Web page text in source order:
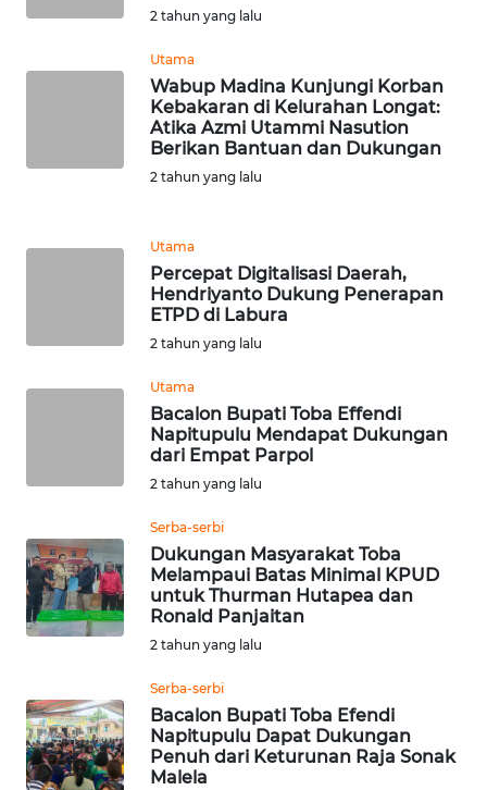
2 tahun yang lalu
Utama
Wabup Madina Kunjungi Korban
Kebakaran di Kelurahan Longat:
Atika Azmi Utammi Nasution
Berikan Bantuan dan Dukungan
2 tahun yang lalu
Utama
Percepat Digitalisasi Daerah,
Hendriyanto Dukung Penerapan
ETPD di Labura
2 tahun yang lalu
Utama
Bacalon Bupati Toba Effendi
Napitupulu Mendapat Dukungan
dari Empat Parpol
2 tahun yang lalu
Serba-serbi
Dukungan Masyarakat Toba
Melampaui Batas Minimal KPUD
untuk Thurman Hutapea dan
Ronald Panjaitan
2 tahun yang lalu
Serba-serbi
Bacalon Bupati Toba Efendi
Napitupulu Dapat Dukungan
Penuh dari Keturunan Raja Sonak
Malela
BANTEN
NTT
WN
PAPUA
WN
RIAU
WN
JAMBI